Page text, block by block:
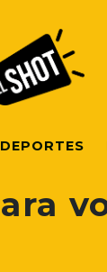
DEPORTES